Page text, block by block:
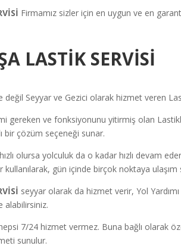
Firmamız sizler için en uygun ve en
LASTİK SERVİSİ
değil Seyyar ve Gezici olarak hizmet veren
gereken ve fonksiyonunu yitirmiş olan
bir çözüm seçeneği sunar.
olursa yolculuk da o kadar hızlı devam
gün içinde birçok noktaya ulaşım
seyyar olarak da hizmet verir, Yol
alabilirsiniz.
7/24 hizmet vermez. Buna bağlı olarak
sunulur.